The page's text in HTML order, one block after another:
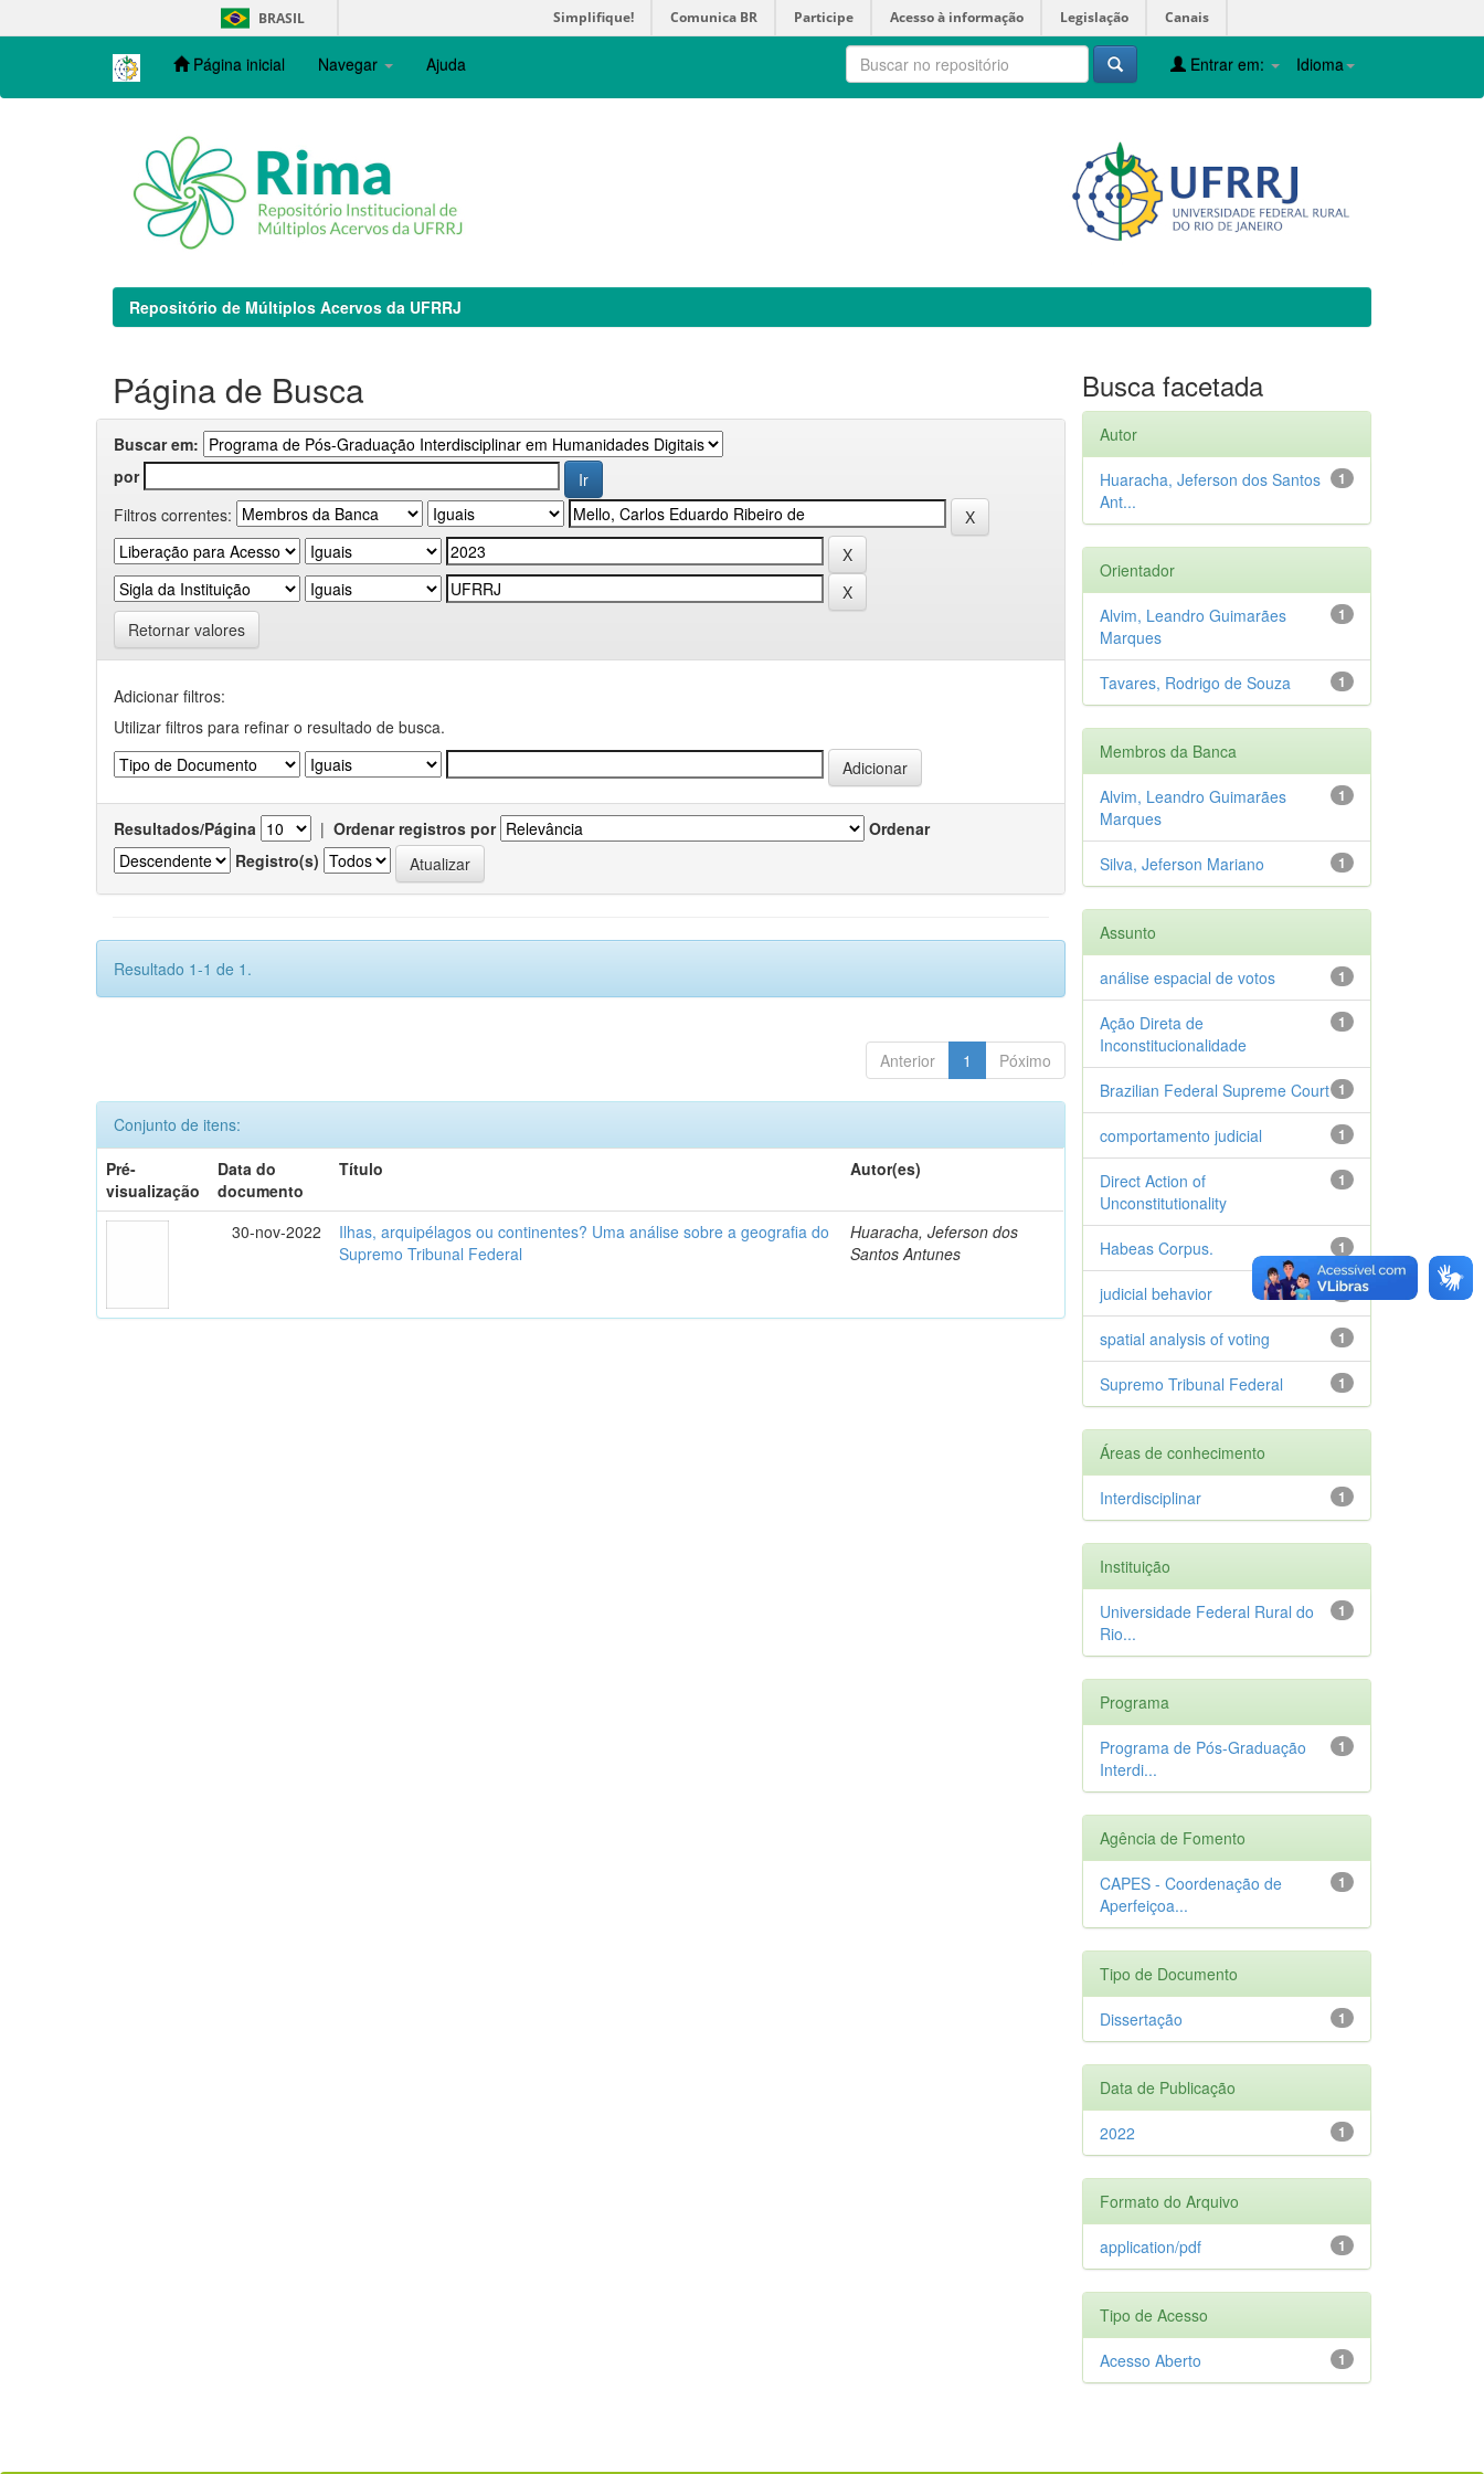
navigation
BRASIL Simplifique! Comunica BR Participe Acesso à informação Legislação Canais
Página inicial Navegar Ajuda Idioma
Entrar em:
Repositório de Múltiplos Acervos da UFRRJ
Página de Busca
Buscar em:
por
Filtros correntes:
Retornar valores
Adicionar filtros:
Utilizar filtros para refinar o resultado de busca.
Resultados/Página | Ordenar registros por
Ordenar
Registro(s)
Resultado 1-1 de 1.
Anterior 1 Póximo
Conjunto de itens:
Pré-
visualização
Data do
documento
Título Autor(es)
30-nov-2022
Ilhas, arquipélagos ou continentes? Uma análise sobre a geografia do
Supremo Tribunal Federal
Huaracha, Jeferson dos
Santos Antunes
Busca facetada
Autor
1
Huaracha, Jeferson dos Santos
Ant...
Orientador
1
Alvim, Leandro Guimarães
Marques
1
Tavares, Rodrigo de Souza
Membros da Banca
1
Alvim, Leandro Guimarães
Marques
1
Silva, Jeferson Mariano
Assunto
1
análise espacial de votos
1
Ação Direta de
Inconstitucionalidade
1
Brazilian Federal Supreme Court
1
comportamento judicial
1
Direct Action of
Unconstitutionality
1
Habeas Corpus.
1
judicial behavior
1
spatial analysis of voting
1
Supremo Tribunal Federal
Áreas de conhecimento
1
Interdisciplinar
Instituição
1
Universidade Federal Rural do
Rio...
Programa
1
Programa de Pós-Graduação
Interdi...
Agência de Fomento
1
CAPES - Coordenação de
Aperfeiçoa...
Tipo de Documento
1
Dissertação
Data de Publicação
1
2022
Formato do Arquivo
1
application/pdf
Tipo de Acesso
1
Acesso Aberto